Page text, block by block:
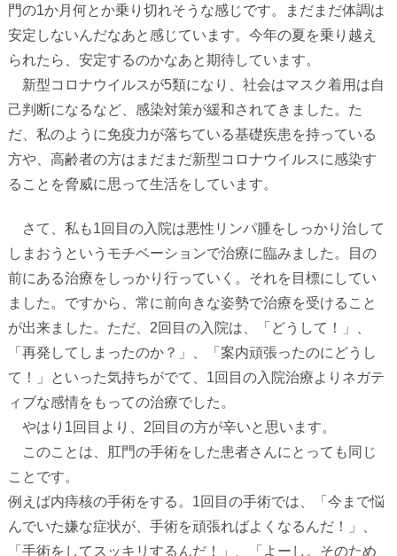
門の1か月何とか乗り切れそうな感じです。まだまだ体調は
安定しないんだなあと感じています。今年の夏を乗り越え
られたら、安定するのかなあと期待しています。
新型コロナウイルスが5類になり、社会はマスク着用は自
己判断になるなど、感染対策が緩和されてきました。た
だ、私のように免疫力が落ちている基礎疾患を持っている
方や、高齢者の方はまだまだ新型コロナウイルスに感染す
ることを脅威に思って生活をしています。
さて、私も1回目の入院は悪性リンパ腫をしっかり治して
しまおうというモチベーションで治療に臨みました。目の
前にある治療をしっかり行っていく。それを目標にしてい
ました。ですから、常に前向きな姿勢で治療を受けること
が出来ました。ただ、 2回目の入院は、「どうして！」、
「再発してしまったのか？」、「案内頑張ったのにどうし
て！」といった気持ちがでて、 1回目の入院治療よりネガテ
ィブな感情をもっての治療でした。
やはり 1回目より、 2回目の方が辛いと思います。
このことは、肛門の手術をした患者さんにとっても同じ
ことです。
例えば内痔核の手術をする。 1回目の手術では、「今まで悩
んでいた嫌な症状が、手術を頑張ればよくなるんだ！」、
「手術をしてスッキリするんだ！」、「よーし。そのため